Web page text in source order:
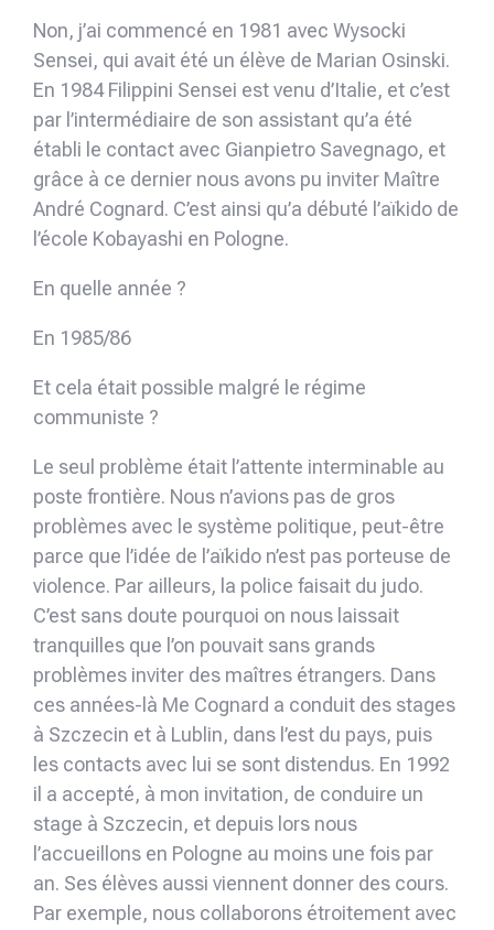
Non, j’ai commencé en 1981 avec Wysocki
Sensei, qui avait été un élève de Marian Osinski.
En 1984 Filippini Sensei est venu d’Italie, et c’est
par l’intermédiaire de son assistant qu’a été
établi le contact avec Gianpietro Savegnago, et
grâce à ce dernier nous avons pu inviter Maître
André Cognard. C’est ainsi qu’a débuté l’aïkido de
l’école Kobayashi en Pologne.
En quelle année ?
En 1985/86
Et cela était possible malgré le régime
communiste ?
Le seul problème était l’attente interminable au
poste frontière. Nous n’avions pas de gros
problèmes avec le système politique, peut-être
parce que l’idée de l’aïkido n’est pas porteuse de
violence. Par ailleurs, la police faisait du judo.
C’est sans doute pourquoi on nous laissait
tranquilles que l’on pouvait sans grands
problèmes inviter des maîtres étrangers. Dans
ces années-là Me Cognard a conduit des stages
à Szczecin et à Lublin, dans l’est du pays, puis
les contacts avec lui se sont distendus. En 1992
il a accepté, à mon invitation, de conduire un
stage à Szczecin, et depuis lors nous
l’accueillons en Pologne au moins une fois par
an. Ses élèves aussi viennent donner des cours.
Par exemple, nous collaborons étroitement avec